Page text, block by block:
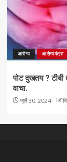
आरोग्य आरोग्यमंत्रा
पोट दुखतय ?
वाचा.
जुलै 30, 2024